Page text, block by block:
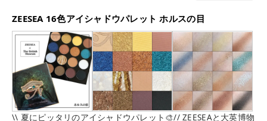
後の先まで キレイに発色するのに液が溜まらないのが強み🥳 ⁡ ⁡
ロゼブラウンはピンクみの強いブラウンで一見 目立ちすぎるか
なって思うけどブラウン色だから 肌なじみはもちろん、どのア
イシャドウカラーでも 割と相性が良い👌明るすぎ暗すぎずだか
らポイント 使いにも良いし、囲んでも目元が強くなりすぎない
から初心者にもおすすめ🙌 ⁡ ⁡ 水や汗にも強いし擦っても落ちな
い😌 でもぬるま湯ですぐにオフできてメイク落としで ゴシゴ
シする必要もなく美容液成分配合でケアも してくれるから目元
に優しいのもありがたい🙏✨ ⁡ ⁡ リニューアルされてリフィルに
ZEESEA 16色アイシャドウパレット ホルスの目
\\ 夏にピッタリのアイシャドウパレット🎨// ZEESEAと大英博物